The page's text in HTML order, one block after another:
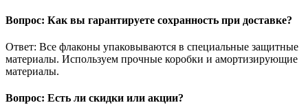
Вопрос: Как вы гарантируете сохранность при доставке?
Ответ: Все флаконы упаковываются в специальные защитные
материалы. Используем прочные коробки и амортизирующие
материалы.
Вопрос: Есть ли скидки или акции?